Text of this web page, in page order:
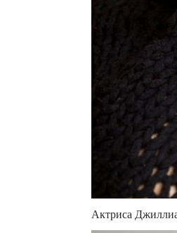
Актриса